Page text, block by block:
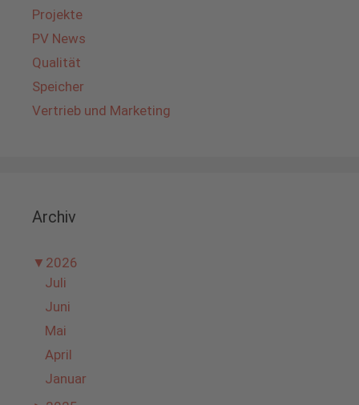
Projekte
PV News
Qualität
Speicher
Vertrieb und Marketing
Archiv
▼ 2026
Juli
Juni
Mai
April
Januar